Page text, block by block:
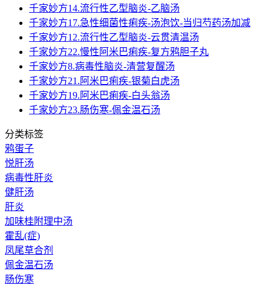
千家妙方14.流行性乙型脑炎-乙脑汤
千家妙方17.急性细菌性痢疾-汤泡饮-当归芍药汤加减
千家妙方12.流行性乙型脑炎-云贯清温汤
千家妙方22.慢性阿米巴痢疾-复方鸦胆子丸
千家妙方8.病毒性脑炎-清营复醒汤
千家妙方21.阿米巴痢疾-银菊白虎汤
千家妙方19.阿米巴痢疾-白头翁汤
千家妙方23.肠伤寒-佩金温石汤
分类标签
鸦蛋子
悦肝汤
病毒性肝炎
健肝汤
肝炎
加味桂附理中汤
霍乱(症)
凤尾草合剂
佩金温石汤
肠伤寒